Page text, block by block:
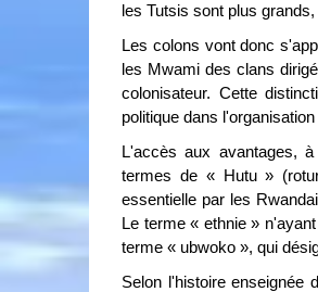
les Tutsis sont plus
Les colons vont donc
les Mwami des clans
colonisateur. Cette
politique dans
L'accès aux avantages,
termes de « Hutu »
essentielle par les
Le terme « ethnie »
terme « ubwoko », qui
Selon l'histoire enseignée